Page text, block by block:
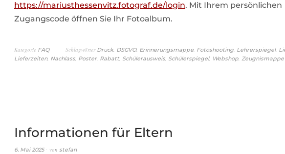
https://mariusthessenvitz.fotograf.de/login. Mit Ihrem persönlichen
Zugangscode öffnen Sie Ihr Fotoalbum.
Kategorie FAQ Schlagwörter Druck, DSGVO, Erinnerungsmappe, Fotoshooting, Lehrerspiegel,
Lieferzeiten, Nachlass, Poster, Rabatt, Schülerausweis, Schülerspiegel, Webshop, Zeugnismappe
Informationen für Eltern
6. Mai 2025 von stefan